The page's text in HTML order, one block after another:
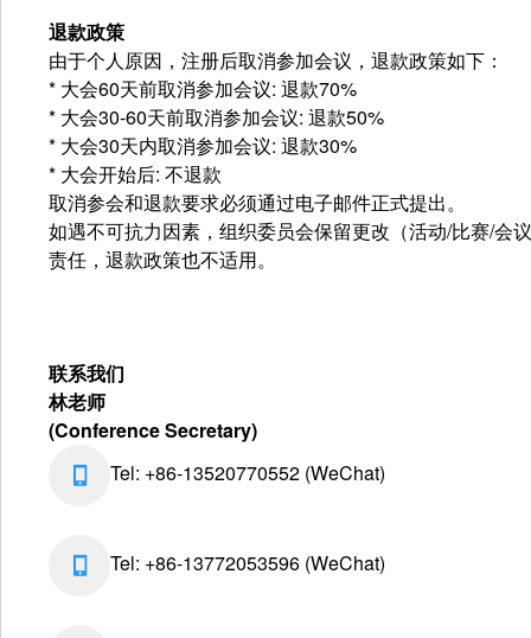
退款政策
由于个人原因，注册后取消参加会议，退款政策如下：
* 大会60天前取消参加会议: 退款70%
* 大会30-60天前取消参加会议: 退款50%
* 大会30天内取消参加会议: 退款30%
* 大会开始后: 不退款
取消参会和退款要求必须通过电子邮件正式提出。
如遇不可抗力因素，组织委员会保留更改（活动/比赛/会
责任，退款政策也不适用。
联系我们
林老师
(Conference Secretary)
Tel: +86-13520770552 (WeChat)
Tel: +86-13772053596 (WeChat)